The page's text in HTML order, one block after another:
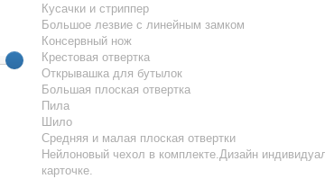
Кусачки и стриппер
Большое лезвие с линейным замком
Консервный нож
Крестовая отвертка
Открывашка для бутылок
Большая плоская отвертка
Пила
Шило
Средняя и малая плоская отвертки
Нейлоновый чехол в комплекте.Дизайн
карточке.